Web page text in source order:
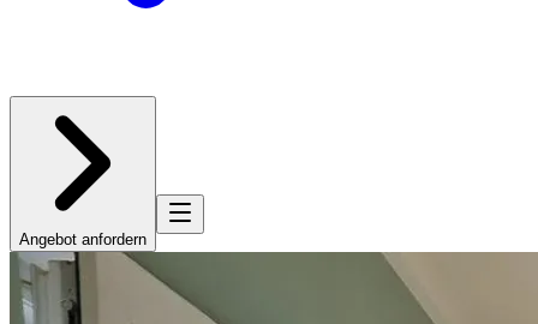
Angebot anfordern